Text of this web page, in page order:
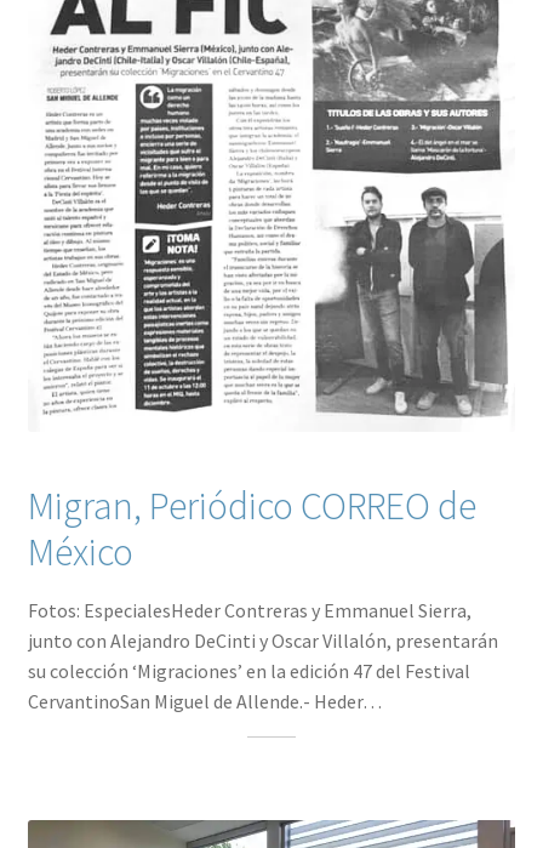
Migran, Periódico CORREO de
México
Fotos: EspecialesHeder Contreras y Emmanuel Sierra,
junto con Alejandro DeCinti y Oscar Villalón, presentarán
su colección ‘Migraciones’ en la edición 47 del Festival
CervantinoSan Miguel de Allende.- Heder…